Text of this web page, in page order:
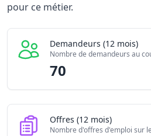
Offres publiées (12 mois)
Indice de tension globale
pour ce métier.
Demandeurs (12 mois)
Nombre de demandeurs au
70
Offres (12 mois)
Nombre d'offres d'emploi sur